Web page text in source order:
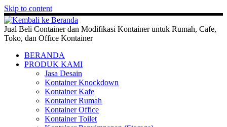
Skip to content
Jual Beli Container dan Modifikasi Kontainer untuk Rumah, Cafe,
Toko, dan Office Kontainer
BERANDA
PRODUK KAMI
Jasa Desain
Kontainer Knockdown
Kontainer Kafe
Kontainer Rumah
Kontainer Office
Kontainer Toilet